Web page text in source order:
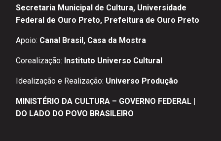
Secretaria Municipal de Cultura, Universidade
Federal de Ouro Preto, Prefeitura de Ouro Preto
Apoio: Canal Brasil, Casa da Mostra
Corealização: Instituto Universo Cultural
Idealização e Realização: Universo Produção
MINISTÉRIO DA CULTURA – GOVERNO FEDERAL |
DO LADO DO POVO BRASILEIRO